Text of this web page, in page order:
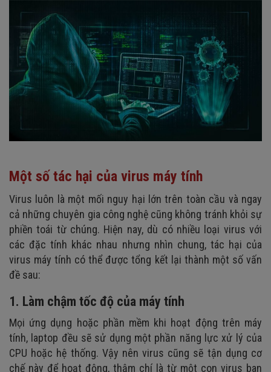
Một số tác hại của virus máy tính
Virus luôn là một mối nguy hại lớn trên toàn cầu và ngay
cả những chuyên gia công nghệ cũng không tránh khỏi sự
phiền toái từ chúng. Hiện nay, dù có nhiều loại virus với
các đặc tính khác nhau nhưng nhìn chung, tác hại của
virus máy tính có thể được tổng kết lại thành một số vấn
đề sau:
1. Làm chậm tốc độ của máy tính
Mọi ứng dụng hoặc phần mềm khi hoạt động trên máy
tính, laptop đều sẽ sử dụng một phần năng lực xử lý của
CPU hoặc hệ thống. Vậy nên virus cũng sẽ tận dụng cơ
chế này để hoạt động, thậm chí là từ một con virus ban